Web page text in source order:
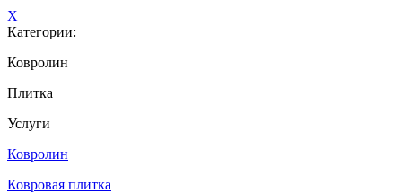
X
Категории:
Ковролин
Плитка
Услуги
Ковролин
Ковровая плитка